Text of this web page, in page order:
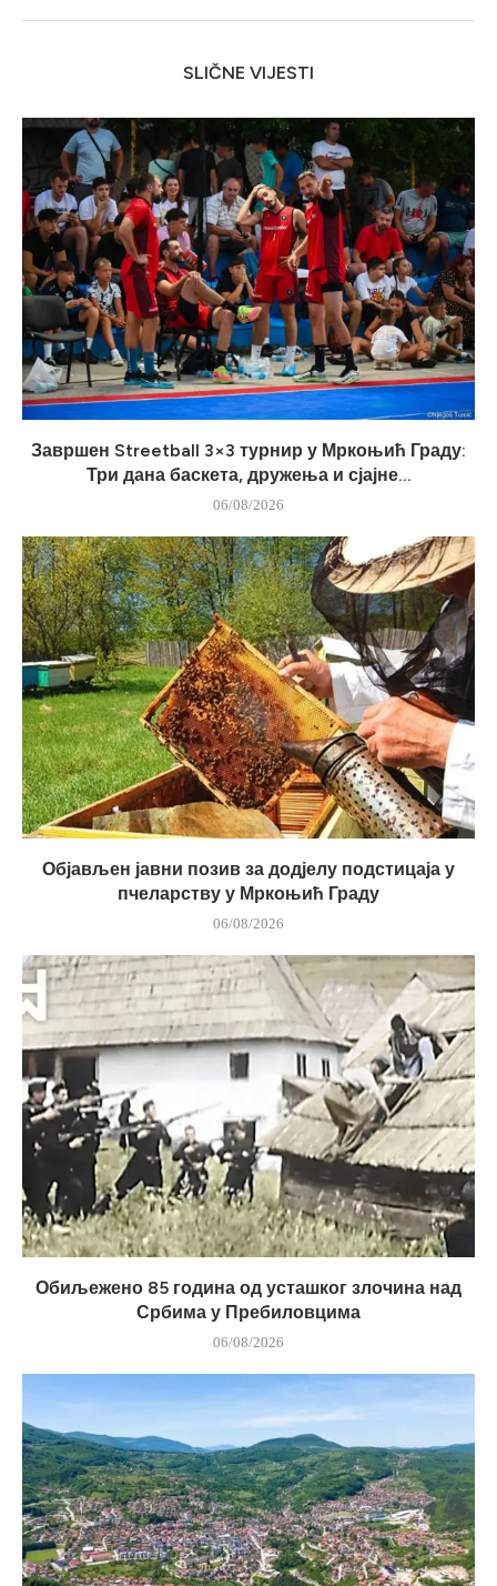
SLIČNE VIJESTI
Завршен Streetball 3×3 турнир у Мркоњић Граду:
Три дана баскета, дружења и сјајне...
06/08/2026
Објављен јавни позив за додјелу подстицаја у
пчеларству у Мркоњић Граду
06/08/2026
Обиљежено 85 година од усташког злочина над
Србима у Пребиловцима
06/08/2026